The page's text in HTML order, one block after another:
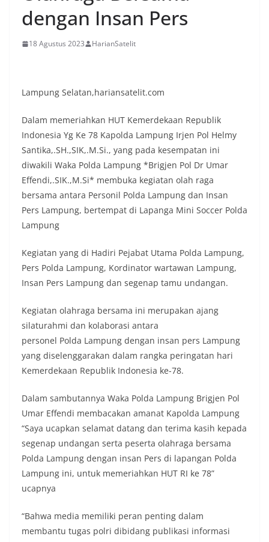
dengan Insan Pers
18 Agustus 2023 HarianSatelit
Lampung Selatan,hariansatelit.com
Dalam memeriahkan HUT Kemerdekaan Republik
Indonesia Yg Ke 78 Kapolda Lampung Irjen Pol Helmy
Santika,.SH.,SIK,.M.Si., yang pada kesempatan ini
diwakili Waka Polda Lampung *Brigjen Pol Dr Umar
Effendi,.SIK.,M.Si* membuka kegiatan olah raga
bersama antara Personil Polda Lampung dan Insan
Pers Lampung, bertempat di Lapanga Mini Soccer Polda
Lampung
Kegiatan yang di Hadiri Pejabat Utama Polda Lampung,
Pers Polda Lampung, Kordinator wartawan Lampung,
Insan Pers Lampung dan segenap tamu undangan.
Kegiatan olahraga bersama ini merupakan ajang
silaturahmi dan kolaborasi antara
personel Polda Lampung dengan insan pers Lampung
yang diselenggarakan dalam rangka peringatan hari
Kemerdekaan Republik Indonesia ke-78.
Dalam sambutannya Waka Polda Lampung Brigjen Pol
Umar Effendi membacakan amanat Kapolda Lampung
“Saya ucapkan selamat datang dan terima kasih kepada
segenap undangan serta peserta olahraga bersama
Polda Lampung dengan insan Pers di lapangan Polda
Lampung ini, untuk memeriahkan HUT RI ke 78”
ucapnya
“Bahwa media memiliki peran penting dalam
membantu tugas polri dibidang publikasi informasi